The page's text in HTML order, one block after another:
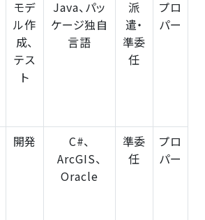
モデ
ル作
成、
テス
ト
Java、パッ
ケージ独自
言語
派
遣・
準委
任
プロ
パー
開発
C#、
ArcGIS、
Oracle
準委
任
プロ
パー